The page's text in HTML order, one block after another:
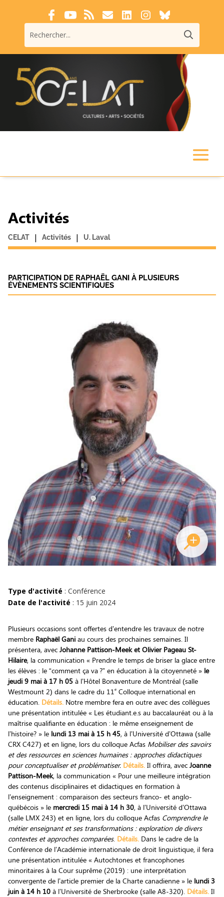
Activités
CELAT | Activités | U. Laval
PARTICIPATION DE RAPHAËL GANI À PLUSIEURS
ÉVÈNEMENTS SCIENTIFIQUES
Type d'activité : Conférence
Date de l'activité : 15 juin 2024
Plusieurs occasions sont offertes d’entendre les travaux de notre
membre Raphaël Ganiau cours des prochaines semaines. Il
présentera, avec Johanne Pattison-Meek et Olivier Pageau St-
Hilaire, la communication « Prendre le temps de briser la glace entre
les élèves : le “comment ça va ?” en éducation à la citoyenneté » le
jeudi 9 mai à 17 h 05à l’Hôtel Bonaventure de Montréal (salle
Westmount 2) dans le cadre du 11eColloque international en
éducation. Détails.Notre membre fera en outre avec des collègues
une présentation intitulée « Les étudiant.e.s au baccalauréat ou à la
maîtrise qualifiante en éducation : le même enseignement de
l’histoire? » le lundi 13 mai à 15 h 45, à l’Université d’Ottawa (salle
CRX C427) et en ligne, lors du colloque Acfas Mobiliser des savoirs
et des ressources en sciences humaines : approches didactiques
pour conceptualiser et problématiser. Détails.Il offrira, avec Joanne
Pattison-Meek, la communication « Pour une meilleure intégration
des contenus disciplinaires et didactiques en formation à
l’enseignement : comparaison des secteurs franco- et anglo-
québécois » le mercredi 15 mai à 14 h 30, à l’Université d’Ottawa
(salle LMX 243) et en ligne, lors du colloque Acfas Comprendre le
métier enseignant et ses transformations : exploration de divers
contextes et approches comparées. Détails.Dans le cadre de la
Conférence de l’Académie internationale de droit linguistique, il fera
une présentation intitulée « Autochtones et francophones
minoritaires à la Cour suprême (2019) : une interprétation
convergente de l’article premier de la Charte canadienne » le lundi 3
juin à 14 h 10à l’Université de Sherbrooke (salle A8-320). Détails.Il